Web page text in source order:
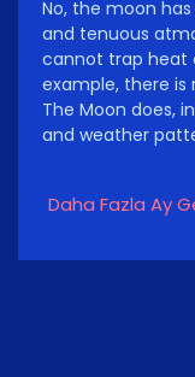
No, the moon
and tenuous
cannot trap heat
example, there
The Moon does,
and weather
Daha Fazla Ay